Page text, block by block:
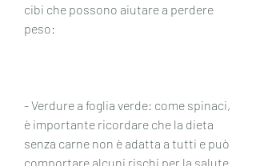
cibi che possono aiutare a perdere
peso:
- Verdure a foglia verde: come spinaci,
è importante ricordare che la dieta
senza carne non è adatta a tutti e può
comportare alcuni rischi per la salute